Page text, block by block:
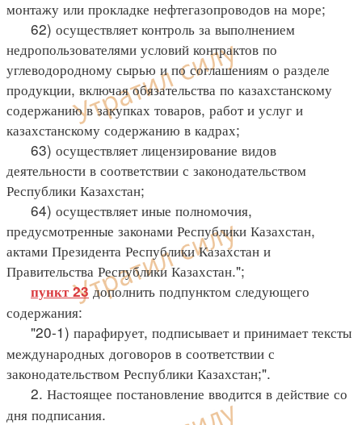
монтажу или прокладке нефтегазопроводов на море;
62) осуществляет контроль за выполнением
недропользователями условий контрактов по
углеводородному сырью и по соглашениям о разделе
продукции, включая обязательства по казахстанскому
содержанию в закупках товаров, работ и услуг и
казахстанскому содержанию в кадрах;
63) осуществляет лицензирование видов
деятельности в соответствии с законодательством
Республики Казахстан;
64) осуществляет иные полномочия,
предусмотренные законами Республики Казахстан,
актами Президента Республики Казахстан и
Правительства Республики Казахстан.";
пункт 23дополнить подпунктом следующего
содержания:
"20-1) парафирует, подписывает и принимает тексты
международных договоров в соответствии с
законодательством Республики Казахстан;".
2. Настоящее постановление вводится в действие со
дня подписания.